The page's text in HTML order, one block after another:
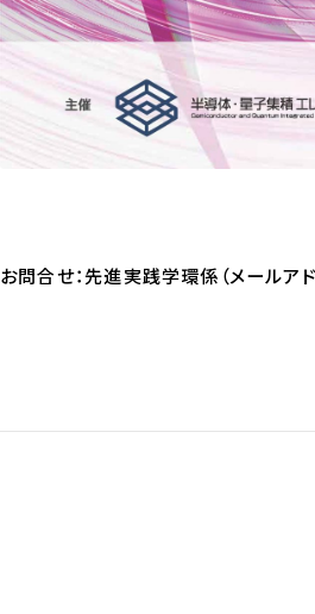
お問合せ：先進実践学環係（メー